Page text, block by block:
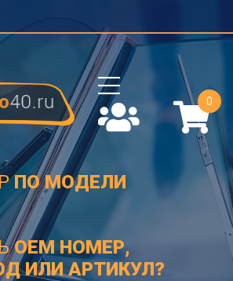
0
ПО МОДЕЛИ
OEM НОМЕР,
ИЛИ АРТИКУЛ?